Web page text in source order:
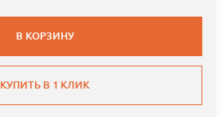
В КОРЗИНУ
КУПИТЬ В 1 КЛИК